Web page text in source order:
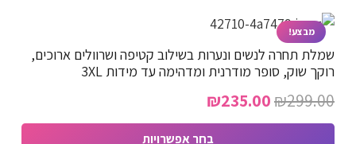
בעמוד
המוצר
זה
יש
מספר
סוגים.
ניתן
לבחור
מבצע!
שמלת תחרה לנשים ונערות בשילוב קטיפה ושרוולים ארוכים,
רוקך שוק, סופר מודרנית ומדהימה עד מידות 3XL
₪299.00
המחיר
המקורי
₪235.00
הנוכחי
בחר אפשרויות